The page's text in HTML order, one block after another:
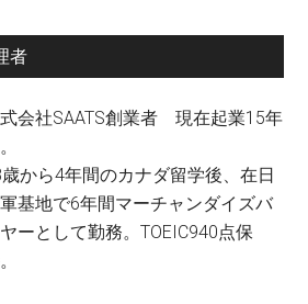
者
会社SAATS創業者 現在起業15年
から4年間のカナダ留学後、在日
基地で6年間マーチャンダイズバ
ーとして勤務。TOEIC940点保